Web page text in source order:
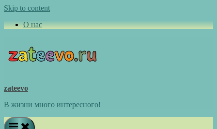
Skip to content
О нас
zateevo
В жизни много интересного!